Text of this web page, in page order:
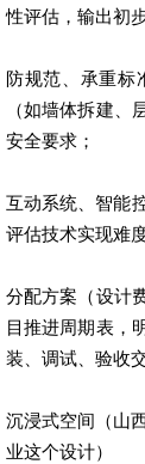
性评估，输出初
防规范、承重标
（如墙体拆建
安全要求；
互动系统、智能
评估技术实现难
分配方案（设计
目推进周期表，
装、调试、验收
沉浸式空间 （
业这个设计）